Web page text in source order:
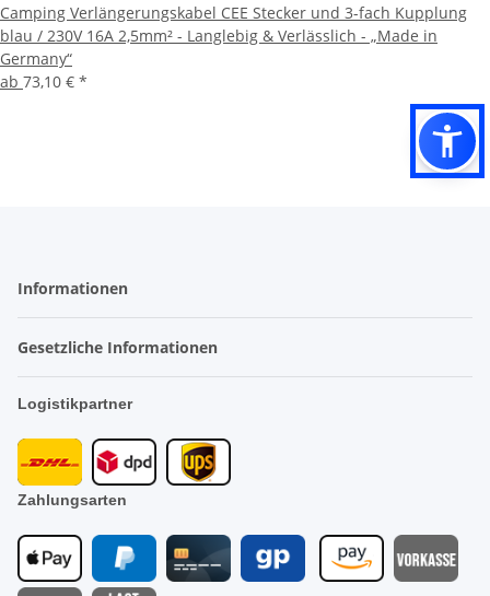
Camping Verlängerungskabel CEE Stecker und 3-fach Kupplung
blau / 230V 16A 2,5mm² - Langlebig & Verlässlich - „Made in
Germany“
ab 73,10 € *
Informationen
Gesetzliche Informationen
Logistikpartner
Zahlungsarten